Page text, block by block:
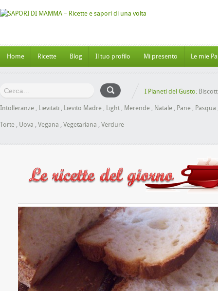
Home Ricette Blog Il tuo profilo Mi presento Le mie
I Pianeti del Gusto:
Intolleranze , Lievitati , Lievito Madre , Light , Merende , Natale , Pane , Pasqua
Torte , Uova , Vegana , Vegetariana , Verdure
al Miele senza
Valutazione media: (0 / 5)
quindi finita la fatica del lavoro settimanale
di casa, mi dedico alla mia grande passione.